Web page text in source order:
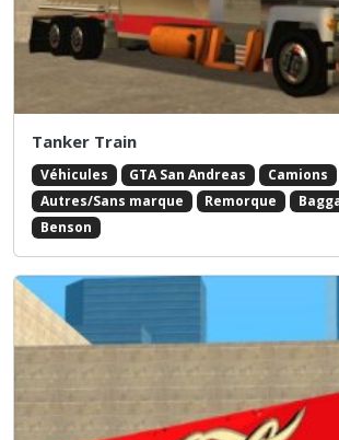
Tanker Train
Véhicules GTA San Andreas
Camions
Autres/Sans marque
Remorque
Benson